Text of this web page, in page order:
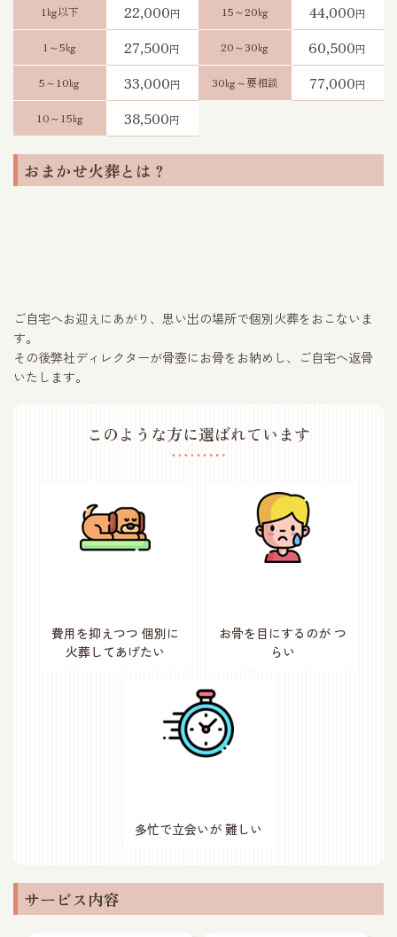
1㎏以下 22,000円
1～5㎏ 27,500円
5～10㎏ 33,000円
10～15㎏ 38,500円
15～20㎏ 44,000円
20～30㎏ 60,500円
30㎏～要相談 77,000円
おまかせ火葬とは？
ご自宅へお迎えにあがり、思い出の場所で個別火葬をおこないま
す。
その後弊社ディレクターが骨壺にお骨をお納めし、ご自宅へ返骨
いたします。
このような方に選ばれています
費用を抑えつつ 個別に
火葬してあげたい
お骨を目にするのがつ
らい
多忙で立会いが 難しい
サービス内容